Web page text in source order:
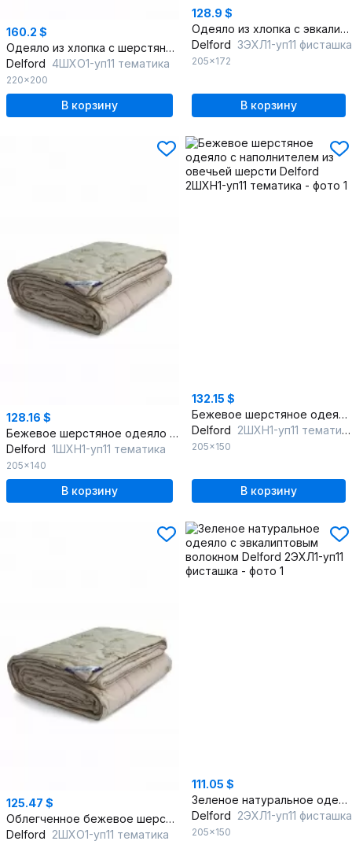
160.2 $
Одеяло из хлопка с шерстяным наполнителем, бежевое, круглогодичное
Delford 4ШХО1-уп11 тематика
220x200
В корзину
128.9 $
Одеяло из хлопка с эвкалиптовым волокном, экологичное, круглогодичное
Delford 3ЭХЛ1-уп11 фисташка
205x172
В корзину
128.16 $
Бежевое шерстяное одеяло с наполнителем из овечьей шерсти
Delford 1ШХН1-уп11 тематика
205x140
В корзину
132.15 $
Бежевое шерстяное одеяло с наполнителем из овечьей шерсти
Delford 2ШХН1-уп11 тематика
205x150
В корзину
125.47 $
Облегченное бежевое шерстяное одеяло с шерстью
Delford 2ШХО1-уп11 тематика
111.05 $
Зеленое натуральное одеяло с эвкалиптовым волокном
Delford 2ЭХЛ1-уп11 фисташка
205x150